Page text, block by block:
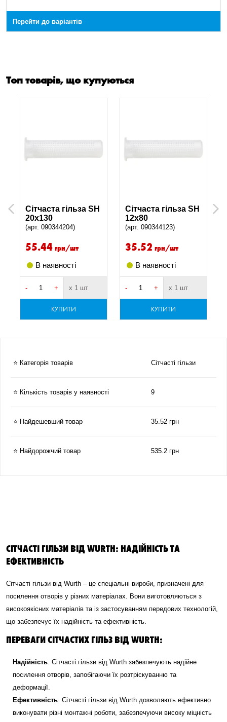
Перейти до варіантів
Топ товарів, що купуються
PreviousСітчаста гільза SH
20x130
(арт. 090344204)
55.44 грн/шт
В наявності
- + х 1 шт
КУПИТИ
Сітчаста гільза SH
12x80
(арт. 090344123)
35.52 грн/шт
В наявності
- + х 1 шт
КУПИТИ
Next
⭐ Категорія товарів Сітчасті гільзи
⭐ Кількість товарів у наявності 9
⭐ Найдешевший товар 35.52 грн
⭐ Найдорожчий товар 535.2 грн
СІТЧАСТІ ГІЛЬЗИ ВІД WURTH: НАДІЙНІСТЬ ТА
ЕФЕКТИВНІСТЬ
Сітчасті гільзи від Wurth – це спеціальні вироби, призначені для
посилення отворів у різних матеріалах. Вони виготовляються з
високоякісних матеріалів та із застосуванням передових технологій,
що забезпечує їх надійність та ефективність.
ПЕРЕВАГИ СІТЧАСТИХ ГІЛЬЗ ВІД WURTH:
Надійність. Сітчасті гільзи від Wurth забезпечують надійне
посилення отворів, запобігаючи їх розтріскуванню та
деформації.
Ефективність. Сітчасті гільзи від Wurth дозволяють ефективно
виконувати різні монтажні роботи, забезпечуючи високу міцність